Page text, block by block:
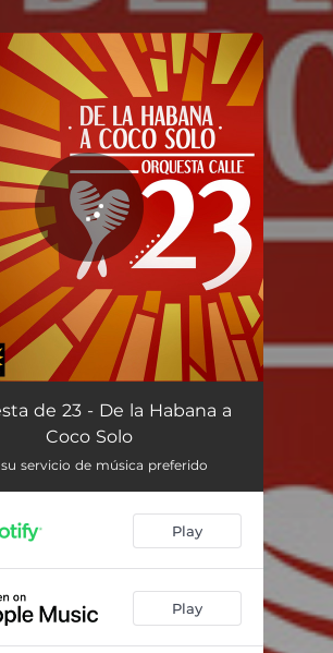
all set!
del Presente 04:07
d'Mente 04:09
de la Vida
Yo Sin Tí 04:25
de 23 - De la Habana a
Coco Solo
su servicio de música preferido
Play
Play